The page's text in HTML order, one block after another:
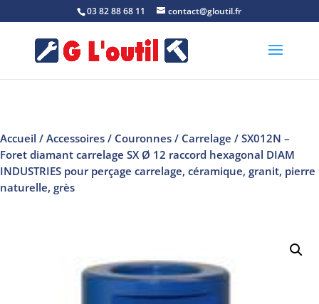
03 82 88 68 11 contact@gloutil.fr
Accueil /Accessoires/ Couronnes/ Carrelage / SX012N –
Foret diamant carrelage SX Ø 12 raccord hexagonal DIAM
INDUSTRIES pour perçage carrelage, céramique, granit, pierre
naturelle, grès